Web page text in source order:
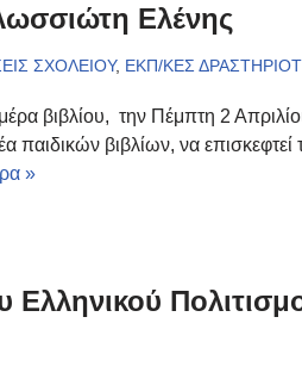
Ελένης
ΣΧΟΛΕΙΟΥ, ΕΚΠ/ΚΕΣ
βιβλίου, την Πέμπτη 2
παιδικών βιβλίων, να
»
Ελληνικού